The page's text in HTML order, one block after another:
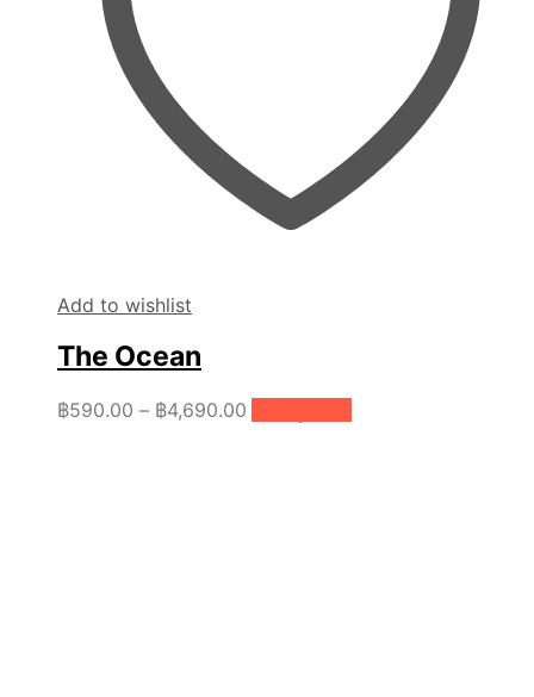
Add to wishlist
The Ocean
฿590.00 – ฿4,690.00
range:
product